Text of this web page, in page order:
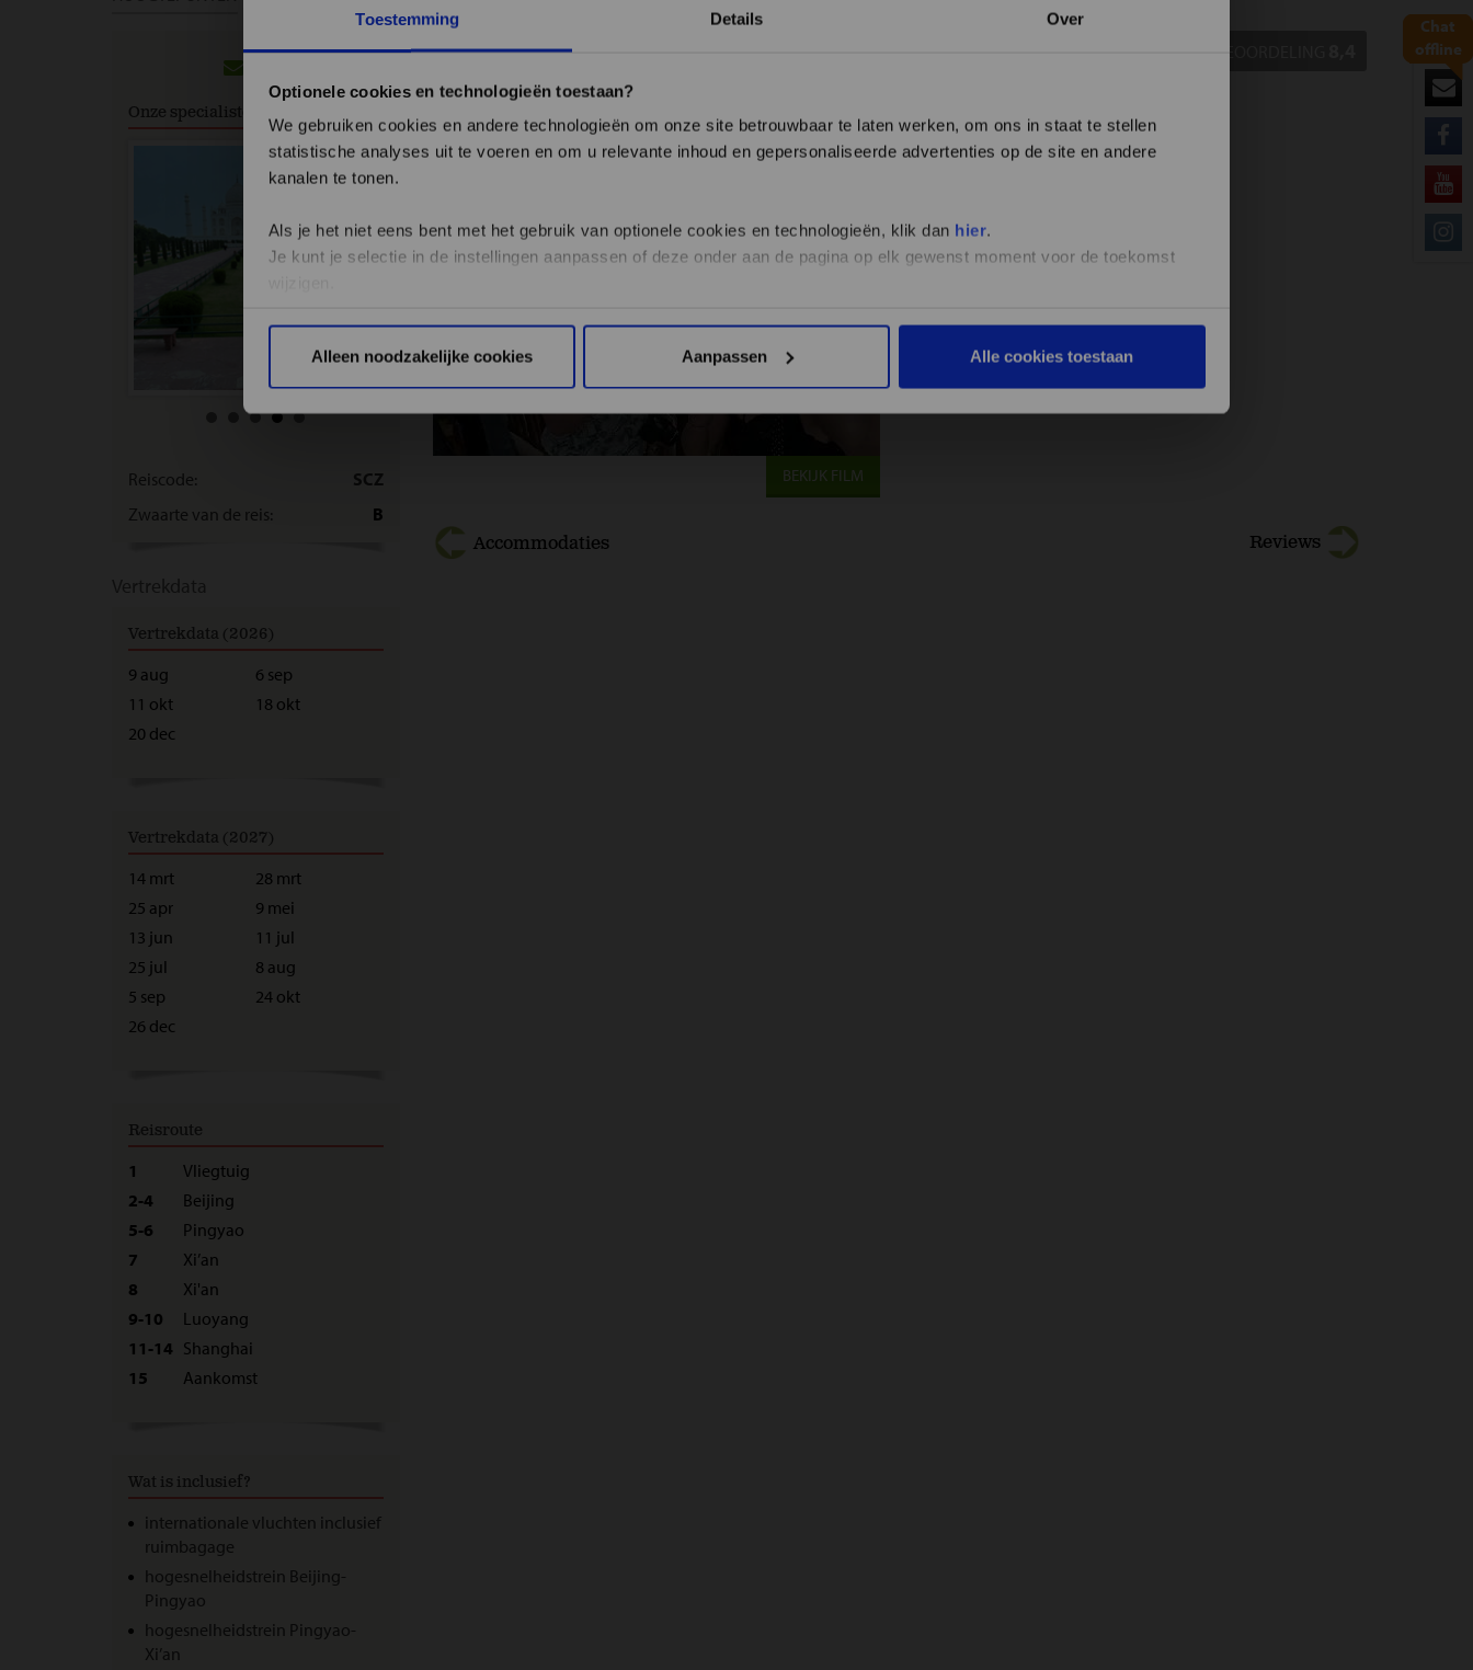
Toestemming Details Over
Optionele cookies en technologieën toestaan?
We gebruiken cookies en andere technologieën om onze site betrouwbaar te laten werken, om ons in staat te stellen
statistische analyses uit te voeren en om u relevante inhoud en gepersonaliseerde advertenties op de site en andere
kanalen te tonen.
Als je het niet eens bent met het gebruik van optionele cookies en technologieën, klik dan hier.
Je kunt je selectie in de instellingen aanpassen of deze onder aan de pagina op elk gewenst moment voor de toekomst
Alleen noodzakelijke cookies
Aanpassen Alle cookies toestaan
Chat
offline
Onze specialisten
Reiscode:
SCZ
Zwaarte van de reis:
B
Vertrekdata (2026)
9 aug
6 sep
11 okt
18 okt
20 dec
Vertrekdata (2027)
14 mrt
28 mrt
25 apr
9 mei
13 jun
11 jul
25 jul
8 aug
5 sep
24 okt
26 dec
Reisroute
1
Vliegtuig
2-4
Beijing
5-6
Pingyao
7
Xi’an
8
Xi'an
9-10
Luoyang
11-14 Shanghai
15
Aankomst
Wat is inclusief?
internationale vluchten inclusief
ruimbagage
hogesnelheidstrein Beijing-
Pingyao
hogesnelheidstrein Pingyao-
Xi’an
Groepsreis voor de single- en soloreiziger
Sfeerimpressie (film)
BEKIJK FILM
Accommodaties Reviews